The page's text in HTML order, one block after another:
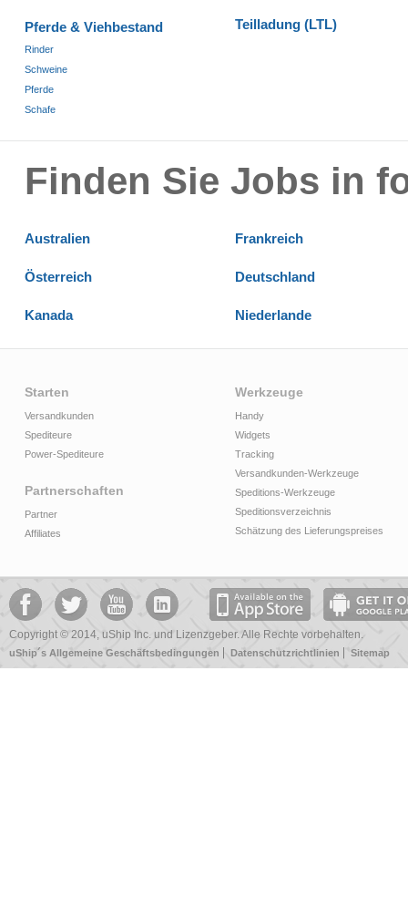
Pferde & Viehbestand
Rinder
Schweine
Pferde
Schafe
Teilladung (LTL)
Finden Sie Jobs in
Australien
Österreich
Kanada
Frankreich
Deutschland
Niederlande
Starten
Versandkunden
Spediteure
Power-Spediteure
Partnerschaften
Partner
Affiliates
Werkzeuge
Handy
Widgets
Tracking
Versandkunden-Werkzeuge
Speditions-Werkzeuge
Speditionsverzeichnis
Schätzung des Lieferungspreises
Copyright © 2014, uShip Inc. und Lizenzgeber. Alle Rechte vorbehalten.
uShip´s Allgemeine Geschäftsbedingungen Datenschutzrichtlinien Sitemap